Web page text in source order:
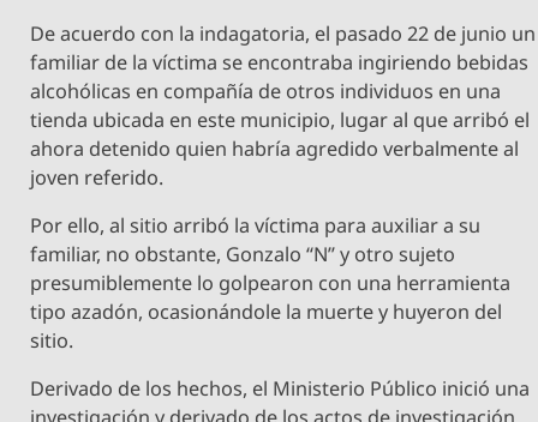
De acuerdo con la indagatoria, el pasado 22 de junio un
familiar de la víctima se encontraba ingiriendo bebidas
alcohólicas en compañía de otros individuos en una
tienda ubicada en este municipio, lugar al que arribó el
ahora detenido quien habría agredido verbalmente al
joven referido.
Por ello, al sitio arribó la víctima para auxiliar a su
familiar, no obstante, Gonzalo “N” y otro sujeto
presumiblemente lo golpearon con una herramienta
tipo azadón, ocasionándole la muerte y huyeron del
sitio.
Derivado de los hechos, el Ministerio Público inició una